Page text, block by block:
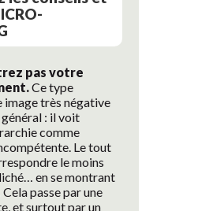
pas votre
Ce type
image très négative
général : il voit
comme
Le tout
le moins
en se montrant
passe par une
et surtout par un